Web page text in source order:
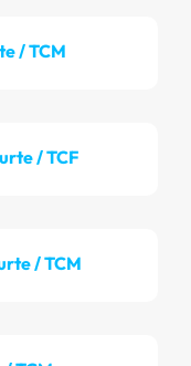
/ TCM
/ TCF
/ TCM